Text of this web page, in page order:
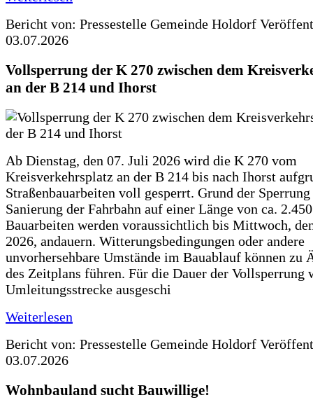
Bericht von: Pressestelle Gemeinde Holdorf
03.07.2026
Vollsperrung der K 270 zwischen dem
an der B 214 und Ihorst
Ab Dienstag, den 07. Juli 2026 wird die K 270 vom
Kreisverkehrsplatz an der B 214 bis nach Ihorst
Straßenbauarbeiten voll gesperrt. Grund der
Sanierung der Fahrbahn auf einer Länge von ca.
Bauarbeiten werden voraussichtlich bis Mittwoch,
2026, andauern. Witterungsbedingungen oder andere
unvorhersehbare Umstände im Bauablauf können zu
des Zeitplans führen. Für die Dauer der Vollsperrung
Umleitungsstrecke ausgeschi
Weiterlesen
Bericht von: Pressestelle Gemeinde Holdorf
03.07.2026
Wohnbauland sucht Bauwillige!